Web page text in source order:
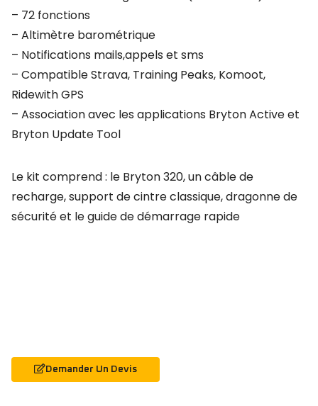
– 72 fonctions
– Altimètre barométrique
– Notifications mails,appels et sms
– Compatible Strava, Training Peaks, Komoot,
Ridewith GPS
– Association avec les applications Bryton Active et
Bryton Update Tool
Le kit comprend : le Bryton 320, un câble de
recharge, support de cintre classique, dragonne de
sécurité et le guide de démarrage rapide
Demander Un Devis